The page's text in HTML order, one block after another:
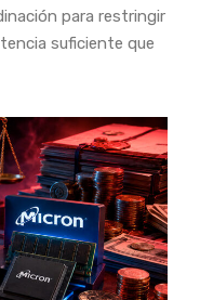
para restringir
suficiente que